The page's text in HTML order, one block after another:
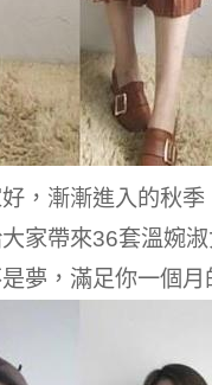
，漸漸進入的秋季
家帶來36套溫婉淑
夢，滿足你一個月